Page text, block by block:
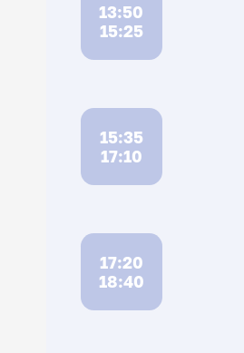
13:50
15:25
15:35
17:10
17:20
18:40